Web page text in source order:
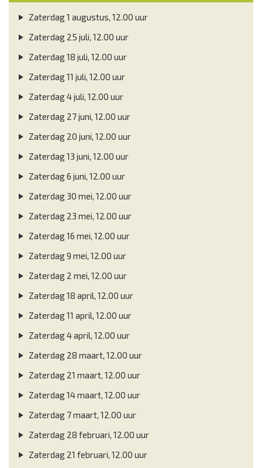
Zaterdag 1 augustus, 12.00 uur
Zaterdag 25 juli, 12.00 uur
Zaterdag 18 juli, 12.00 uur
Zaterdag 11 juli, 12.00 uur
Zaterdag 4 juli, 12.00 uur
Zaterdag 27 juni, 12.00 uur
Zaterdag 20 juni, 12.00 uur
Zaterdag 13 juni, 12.00 uur
Zaterdag 6 juni, 12.00 uur
Zaterdag 30 mei, 12.00 uur
Zaterdag 23 mei, 12.00 uur
Zaterdag 16 mei, 12.00 uur
Zaterdag 9 mei, 12.00 uur
Zaterdag 2 mei, 12.00 uur
Zaterdag 18 april, 12.00 uur
Zaterdag 11 april, 12.00 uur
Zaterdag 4 april, 12.00 uur
Zaterdag 28 maart, 12.00 uur
Zaterdag 21 maart, 12.00 uur
Zaterdag 14 maart, 12.00 uur
Zaterdag 7 maart, 12.00 uur
Zaterdag 28 februari, 12.00 uur
Zaterdag 21 februari, 12.00 uur